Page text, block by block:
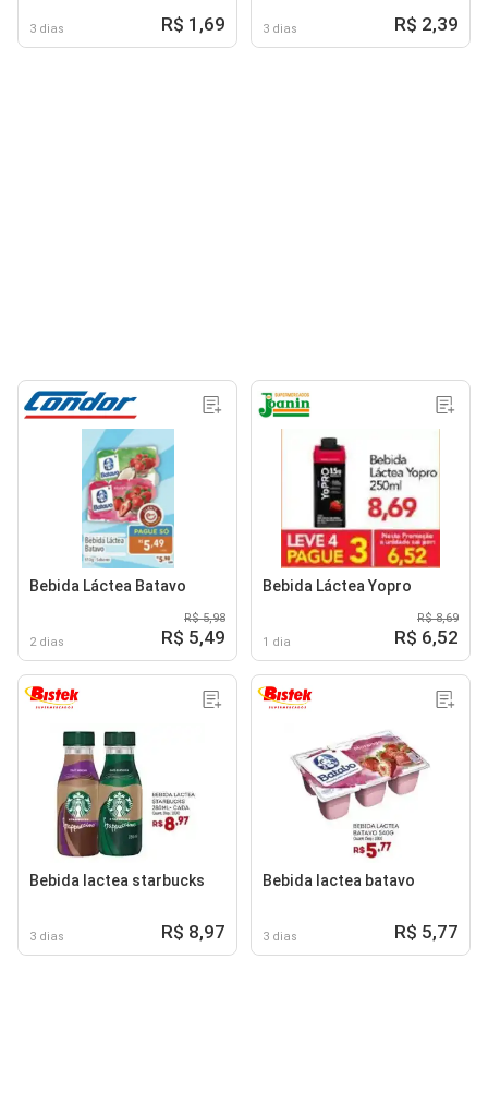
3 dias R$ 1,69 3 dias R$ 2,39
Bebida Láctea Batavo
2 dias
R$ 5,98
R$ 5,49
Bebida Láctea Yopro
1 dia
R$ 8,69
R$ 6,52
Bebida lactea starbucks
3 dias R$ 8,97
Bebida lactea batavo
3 dias R$ 5,77